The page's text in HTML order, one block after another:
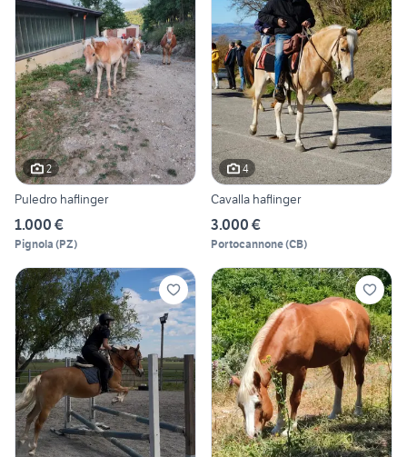
2
Puledro haflinger
1.000 €
Pignola (PZ)
4
Cavalla haflinger
3.000 €
Portocannone(CB)